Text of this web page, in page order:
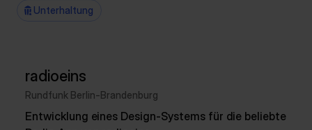
Unterhaltung
radioeins
Rundfunk Berlin-Brandenburg
Entwicklung eines Design-Systems für die beliebte